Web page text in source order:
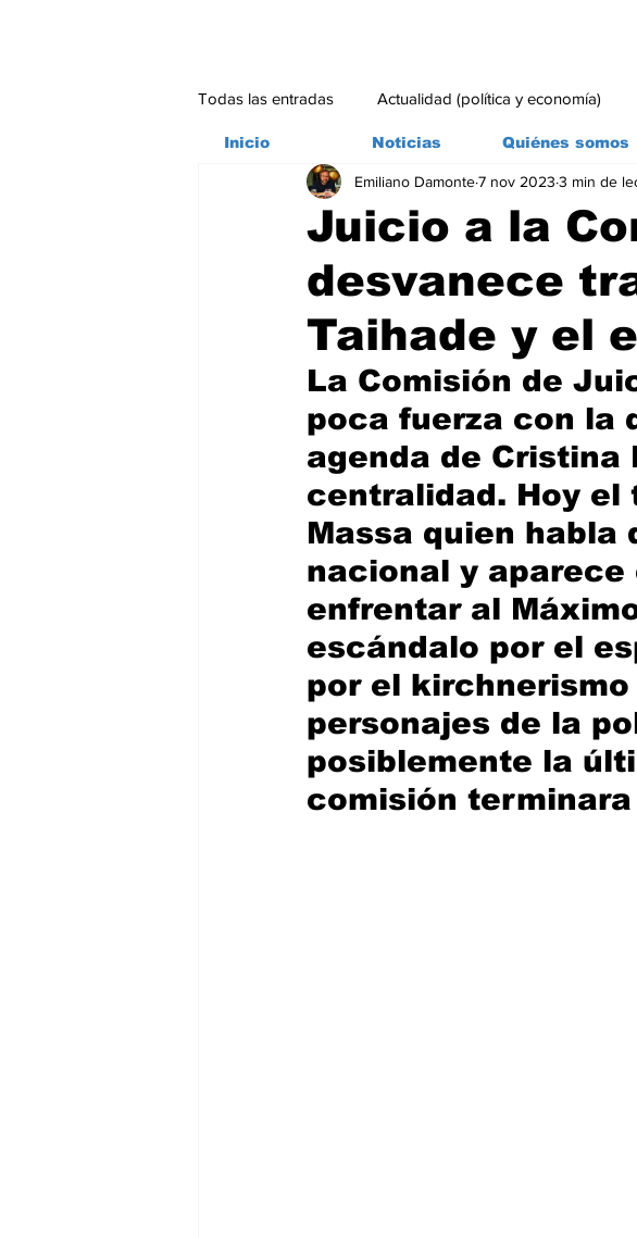
Todas las entradas Actualidad (política y economía)
Ambiente Editorial Economía
Juicio a la
desvanece
Taihade y el
Emiliano Damonte7 nov 2023 3 min de
La Comisión de
poca fuerza con la
agenda de Cristina
centralidad. Hoy el
Massa quien habla
nacional y
enfrentar al
escándalo por el
por el
personajes de la
posiblemente la
comisión
Inicio Noticias Quiénes somos